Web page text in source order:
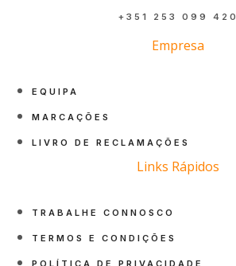
+351 253 099 420
Empresa
EQUIPA
MARCAÇÕES
LIVRO DE RECLAMAÇÕES
Links Rápidos
TRABALHE CONNOSCO
TERMOS E CONDIÇÕES